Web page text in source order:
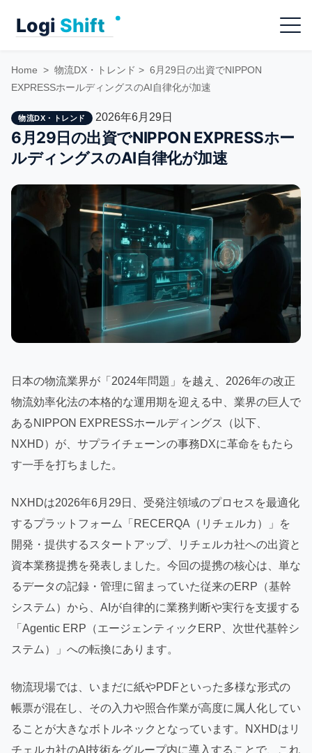
Menu
Home > 物流DX・トレンド > 6月29日の出資でNIPPON
EXPRESSホールディングスのAI自律化が加速
物流DX・トレンド 2026年6月29日
6月29日の出資でNIPPON EXPRESSホー
ルディングスのAI自律化が加速
日本の物流業界が「2024年問題」を越え、2026年の改正
物流効率化法の本格的な運用期を迎える中、業界の巨人で
あるNIPPON EXPRESSホールディングス（以下、
NXHD）が、サプライチェーンの事務DXに革命をもたら
す一手を打ちました。
NXHDは2026年6月29日、受発注領域のプロセスを最適化
するプラットフォーム「RECERQA（リチェルカ）」を
開発・提供するスタートアップ、リチェルカ社への出資と
資本業務提携を発表しました。今回の提携の核心は、単な
るデータの記録・管理に留まっていた従来のERP（基幹
システム）から、AIが自律的に業務判断や実行を支援する
「Agentic ERP（エージェンティックERP、次世代基幹シ
ステム）」への転換にあります。
物流現場では、いまだに紙やPDFといった多様な形式の
帳票が混在し、その入力や照合作業が高度に属人化してい
ることが大きなボトルネックとなっています。NXHDはリ
チェルカ社のAI技術をグループ内に導入することで、これ